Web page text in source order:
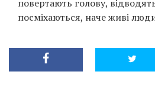
повертають голову,
посміхаються, наче живі